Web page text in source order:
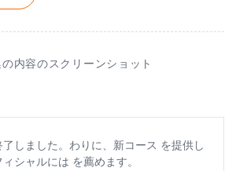
内容のスクリーンショット
しました。わりに、新コース を提供し
シャルには を薦めます。